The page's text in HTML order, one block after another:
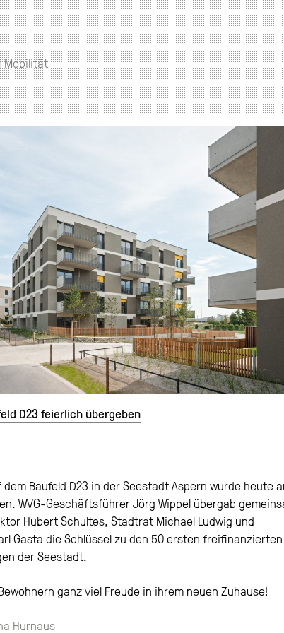
Mobilität
D23 feierlich übergeben
dem Baufeld D23 in der Seestadt Aspern wurde heute
WVG-Geschäftsführer Jörg Wippel übergab
Hubert Schultes, Stadtrat Michael Ludwig und
Gasta die Schlüssel zu den 50 ersten freifinanzierten
der Seestadt.
ganz viel Freude in ihrem neuen Zuhause!
Hurnaus